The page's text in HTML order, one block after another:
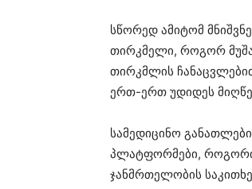
სწორედ ამიტომ
თირკმელი, როგორ
თირკმლის
ერთ-ერთ უდიდეს
სამედიცინო
პლატფორმები,
ჯანმრთელობის